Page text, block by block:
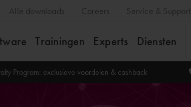
Alle downloads Careers Service & Support
Trainingen Experts Diensten
Program: exclusieve voordelen & cashback